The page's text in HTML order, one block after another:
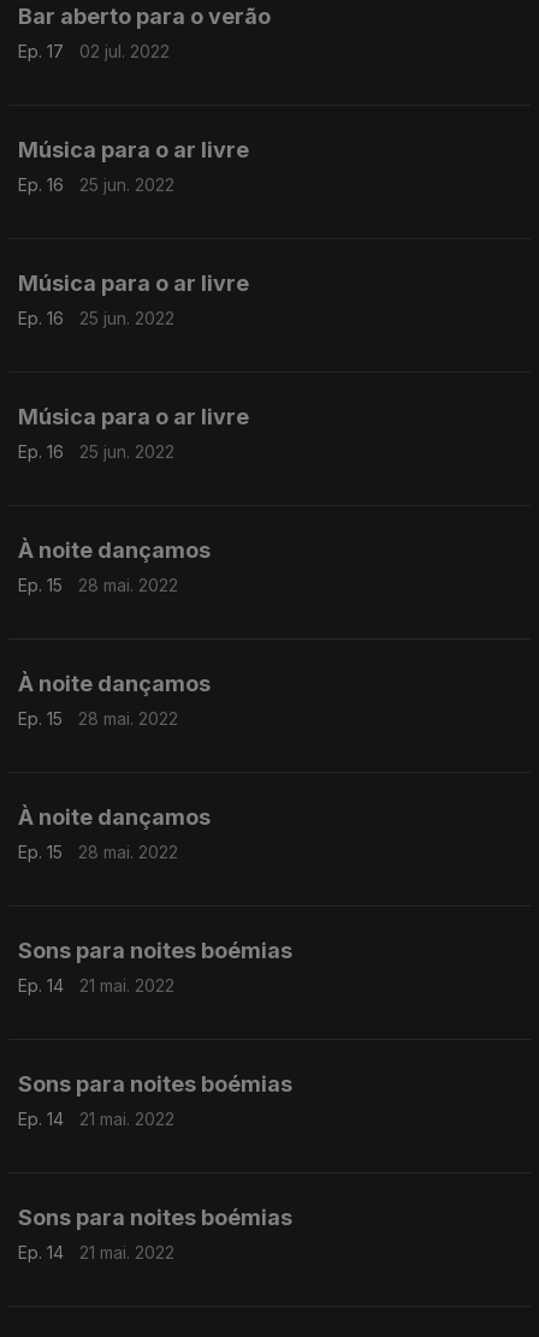
Bar aberto para o verão
Ep. 17 02 jul. 2022
Música para o ar livre
Ep. 16 25 jun. 2022
Música para o ar livre
Ep. 16 25 jun. 2022
Música para o ar livre
Ep. 16 25 jun. 2022
À noite dançamos
Ep. 15 28 mai. 2022
À noite dançamos
Ep. 15 28 mai. 2022
À noite dançamos
Ep. 15 28 mai. 2022
Sons para noites boémias
Ep. 14 21 mai. 2022
Sons para noites boémias
Ep. 14 21 mai. 2022
Sons para noites boémias
Ep. 14 21 mai. 2022